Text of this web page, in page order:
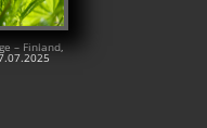
– Finland,